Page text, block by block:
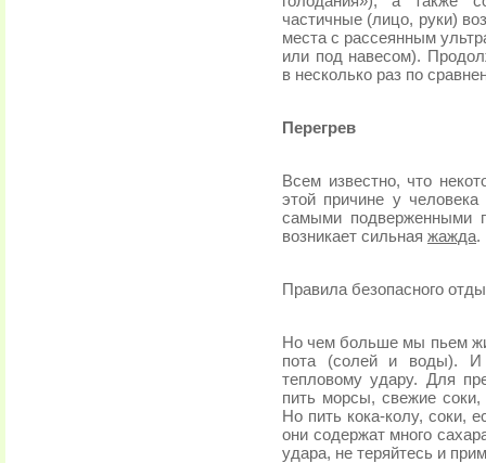
частичные (лицо, руки)
места с рассеянным
или под навесом).
в несколько раз по
Перегрев
Всем известно, что
этой причине у человека
самыми подверженными
возникает сильная жажда.
Правила безопасного
Но чем больше мы пьем
пота (солей и воды). И
тепловому удару. Для
пить морсы, свежие соки,
Но пить кока-колу, соки,
они содержат много
удара, не теряйтесь и